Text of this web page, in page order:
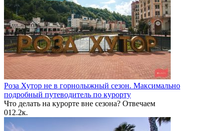
Роза Хутор не в горнолыжный сезон. Максимально
подробный путеводитель по курорту
Что делать на курорте вне сезона? Отвечаем
012.2к.